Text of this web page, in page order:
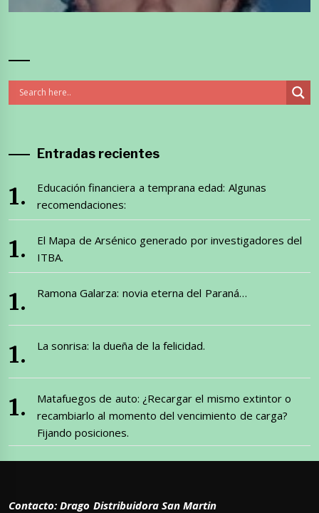
Entradas recientes
Educación financiera a temprana edad: Algunas
recomendaciones:
El Mapa de Arsénico generado por investigadores del
ITBA.
Ramona Galarza: novia eterna del Paraná…
La sonrisa: la dueña de la felicidad.
Matafuegos de auto: ¿Recargar el mismo extintor o
recambiarlo al momento del vencimiento de carga?
Fijando posiciones.
Contacto: Drago Distribuidora San Martin